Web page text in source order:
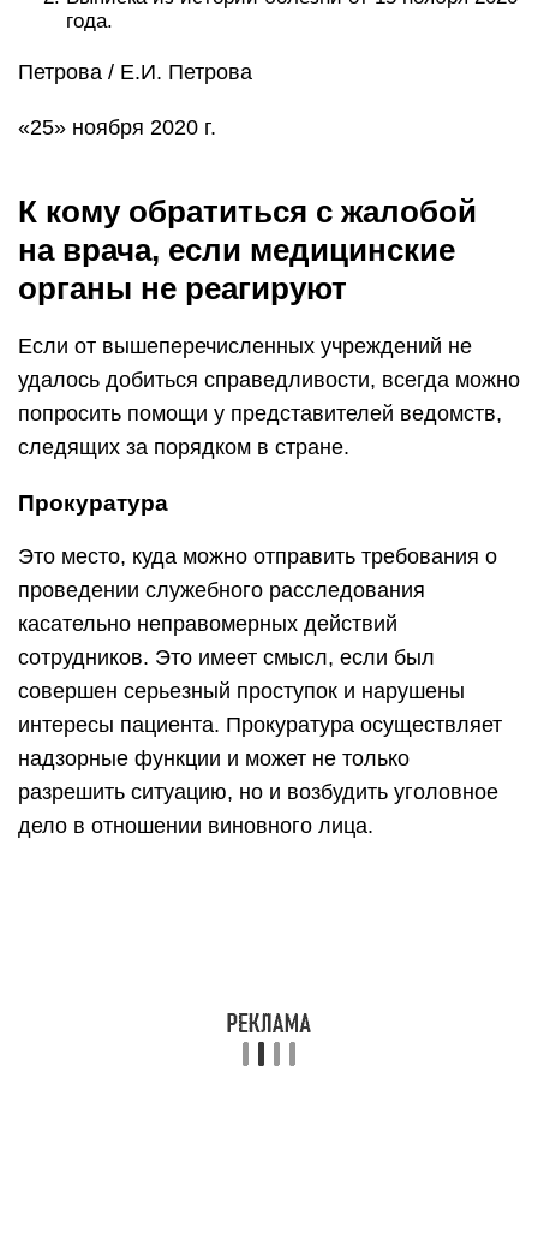
года.
Петрова / Е.И. Петрова
«25» ноября 2020 г.
К кому обратиться с жалобой
на врача, если медицинские
органы не реагируют
Если от вышеперечисленных учреждений не
удалось добиться справедливости, всегда можно
попросить помощи у представителей ведомств,
следящих за порядком в стране.
Прокуратура
Это место, куда можно отправить требования о
проведении служебного расследования
касательно неправомерных действий
сотрудников. Это имеет смысл, если был
совершен серьезный проступок и нарушены
интересы пациента. Прокуратура осуществляет
надзорные функции и может не только
разрешить ситуацию, но и возбудить уголовное
дело в отношении виновного лица.